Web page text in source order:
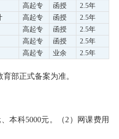
高起专 函授
2.5年
高起专 函授
2.5年
高起专 函授
2.5年
高起专 函授
2.5年
高起专 业余 2.5年
部正式备案为准。
本科5000元。（2）网课费用